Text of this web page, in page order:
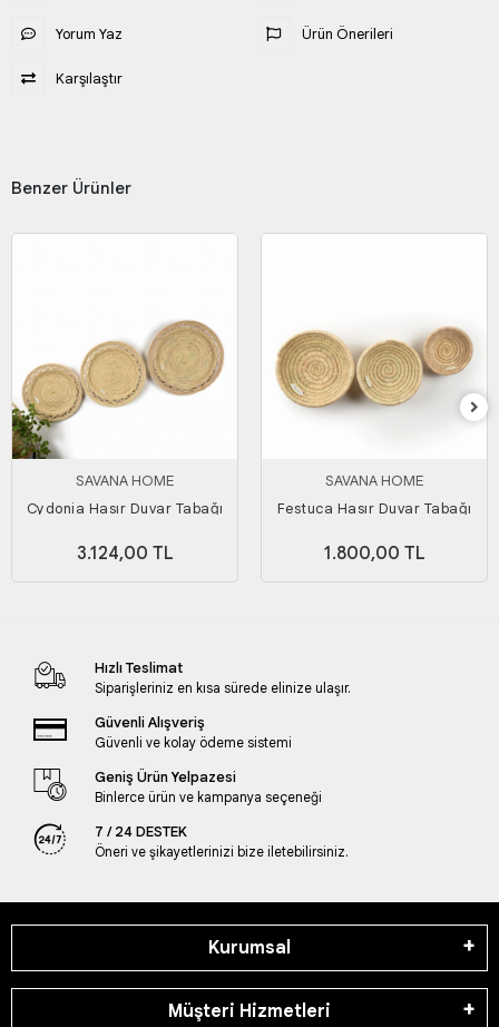
Yorum Yaz
Karşılaştır
Ürün Önerileri
Benzer Ürünler
SAVANA HOME
Cydonia Hasır Duvar Tabağı
3.124,00 TL
SAVANA HOME
Festuca Hasır Duvar Tabağı
1.800,00 TL
Hızlı Teslimat
Siparişleriniz en kısa sürede elinize ulaşır.
Güvenli Alışveriş
Güvenli ve kolay ödeme sistemi
Geniş Ürün Yelpazesi
Binlerce ürün ve kampanya seçeneği
7 / 24 DESTEK
Öneri ve şikayetlerinizi bize iletebilirsiniz.
Kurumsal
Müşteri Hizmetleri